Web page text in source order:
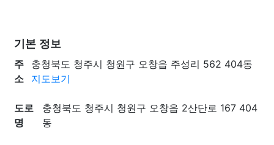
기본 정보
주
소
충청북도 청주시 청원구 오창읍 주성리 562 404동
지도보기
도로
명
충청북도 청주시 청원구 오창읍 2산단로 167 404
동